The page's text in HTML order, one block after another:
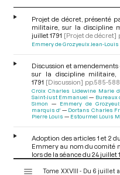
Projet de décret, présenté
militaire, sur la discipline
juillet 1791 [Projet de décret]
Emmery de Grozyeulx Jean-Louis
Discussion et
sur la discipline
1791 [Discussion] pp.585-588
Croix Charles Lidewine Marie
Saint-Just Emmanuel
Bureaux
Simon
Emmery de
marquis d'
Dortans Charles
Pierre Louis
Estourmel Louis
Adoption des articles 1 et 2
Emmery au nom du comité
lors de la séance du 24 juillet
Tome XXVIII - Du 6 juillet